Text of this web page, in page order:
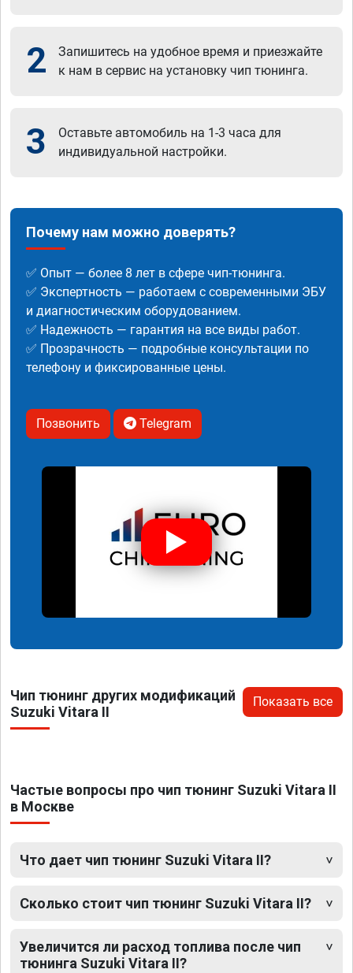
2
Запишитесь на удобное время и приезжайте
к нам в сервис на установку чип тюнинга.
3
Оставьте автомобиль на 1-3 часа для
индивидуальной настройки.
Почему нам можно доверять?
✅ Опыт — более 8 лет в сфере чип-тюнинга.
✅ Экспертность — работаем с современными ЭБУ
и диагностическим оборудованием.
✅ Надежность — гарантия на все виды работ.
✅ Прозрачность — подробные консультации по
телефону и фиксированные цены.
Позвонить Telegram
Чип тюнинг других модификаций
Suzuki Vitara II
Показать все
Частые вопросы про чип тюнинг Suzuki Vitara II
в Москве
Что дает чип тюнинг Suzuki Vitara II?
Сколько стоит чип тюнинг Suzuki Vitara II?
Увеличится ли расход топлива после чип
тюнинга Suzuki Vitara II?